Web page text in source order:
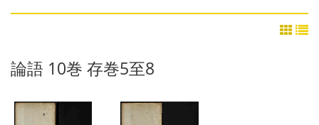
論語 10巻 存巻5至8